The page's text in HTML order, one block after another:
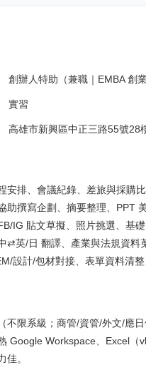
創辦人特助（兼職｜EMBA 創
實習
高雄市新興區中正三路55號28
安排、會議紀錄、差旅與採購
助撰寫企劃、摘要整理、PPT
IG 貼文草擬、照片挑選、基礎
⇄英/日 翻譯、產業與法規資料
設計/包材對接、表單資料清整
不限系級；商管/資管/外文/應日
Google Workspace、Excel（
佳。